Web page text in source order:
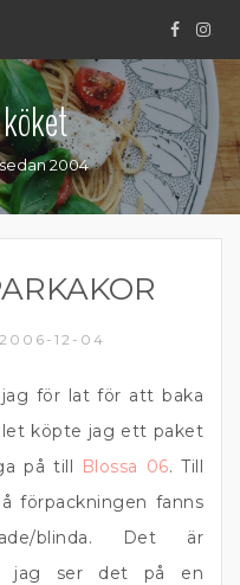
.
2004
2006-12-04
för lat för att baka
köpte jag ett paket
på till Blossa 06. Till
förpackningen fanns
blinda. Det är
jag ser det på en